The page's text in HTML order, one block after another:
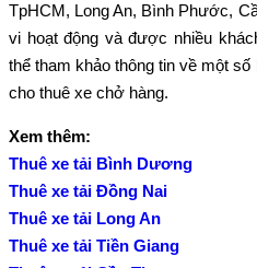
TpHCM, Long An, Bình Phước,
vi hoạt động và được nhiều
thể tham khảo thông tin về một
cho thuê xe chở hàng.
Xem thêm:
Thuê xe tải Bình Dương
Thuê xe tải Đồng Nai
Thuê xe tải Long An
Thuê xe tải Tiền Giang